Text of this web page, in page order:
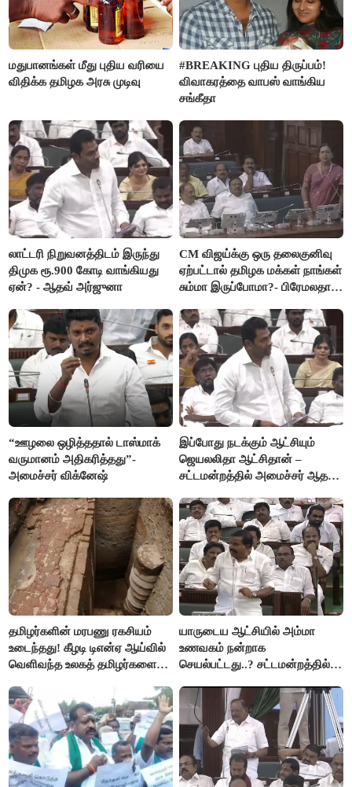
மதுபானங்கள் மீது புதிய வரியை
விதிக்க தமிழக அரசு முடிவு
#BREAKING புதிய திருப்பம்!
விவாகரத்தை வாபஸ் வாங்கிய
சங்கீதா
லாட்டரி நிறுவனத்திடம் இருந்து
திமுக ரூ.900 கோடி வாங்கியது
ஏன்? - ஆதவ் அர்ஜுனா
CM விஜய்க்கு ஒரு தலைகுனிவு
ஏற்பட்டால் தமிழக மக்கள் நாங்கள்
சும்மா இருப்போமா?- பிரேமலதா
“ஊழலை ஒழித்ததால் டாஸ்மாக்
வருமானம் அதிகரித்தது”-
அமைச்சர் விக்னேஷ்
இப்போது நடக்கும் ஆட்சியும்
ஜெயலலிதா ஆட்சிதான் –
சட்டமன்றத்தில் அமைச்சர் ஆதவ்
தமிழர்களின் மரபணு ரகசியம்
உடைந்தது! கீழடி டிஎன்ஏ ஆய்வில்
வெளிவந்த உலகத் தமிழர்களை
யாருடைய ஆட்சியில் அம்மா
உணவகம் நன்றாக
செயல்பட்டது..? சட்டமன்றத்தில்